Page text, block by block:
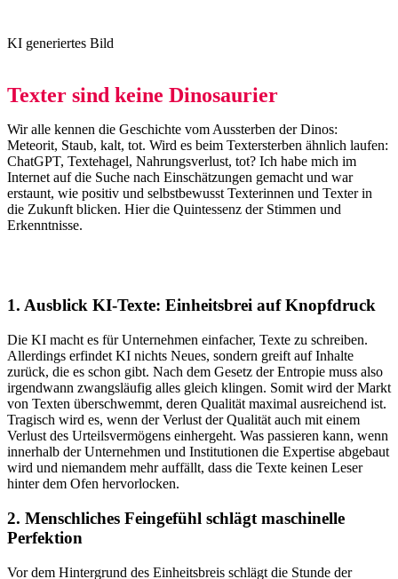
KI generiertes Bild
Texter sind keine Dinosaurier
Wir alle kennen die Geschichte vom Aussterben der Dinos:
Meteorit, Staub, kalt, tot. Wird es beim Textersterben ähnlich laufen:
ChatGPT, Textehagel, Nahrungsverlust, tot? Ich habe mich im
Internet auf die Suche nach Einschätzungen gemacht und war
erstaunt, wie positiv und selbstbewusst Texterinnen und Texter in
die Zukunft blicken. Hier die Quintessenz der Stimmen und
Erkenntnisse.
1. Ausblick KI-Texte: Einheitsbrei auf Knopfdruck
Die KI macht es für Unternehmen einfacher, Texte zu schreiben.
Allerdings erfindet KI nichts Neues, sondern greift auf Inhalte
zurück, die es schon gibt. Nach dem Gesetz der Entropie muss also
irgendwann zwangsläufig alles gleich klingen. Somit wird der Markt
von Texten überschwemmt, deren Qualität maximal ausreichend ist.
Tragisch wird es, wenn der Verlust der Qualität auch mit einem
Verlust des Urteilsvermögens einhergeht. Was passieren kann, wenn
innerhalb der Unternehmen und Institutionen die Expertise abgebaut
wird und niemandem mehr auffällt, dass die Texte keinen Leser
hinter dem Ofen hervorlocken.
2. Menschliches Feingefühl schlägt maschinelle
Perfektion
Vor dem Hintergrund des Einheitsbreis schlägt die Stunde der